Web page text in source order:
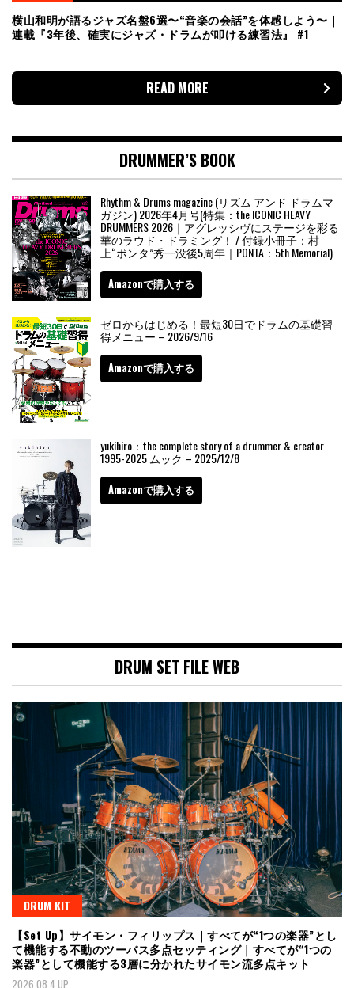
横山和明が語るジャズ名盤6選〜“音楽の会話”を体感しよう〜｜
連載『3年後、確実にジャズ・ドラムが叩ける練習法』 #1
READ MORE
DRUMMER’S BOOK
Rhythm & Drums magazine (リズム アンド ドラムマ
ガジン) 2026年4月号(特集：the ICONIC HEAVY
DRUMMERS 2026｜アグレッシヴにステージを彩る
華のラウド・ドラミング！ / 付録小冊子：村
上“ポンタ”秀一没後5周年｜PONTA：5th Memorial)
Amazonで購入する
ゼロからはじめる！最短30日でドラムの基礎習
得メニュー – 2026/9/16
Amazonで購入する
yukihiro：the complete story of a drummer & creator
1995-2025 ムック – 2025/12/8
Amazonで購入する
DRUM SET FILE WEB
DRUM KIT
【Set Up】サイモン・フィリップス｜すべてが“1つの楽器”とし
て機能する不動のツーバス多点セッティング｜すべてが“1つの
楽器”として機能する3層に分かれたサイモン流多点キット
2026.08.4 UP